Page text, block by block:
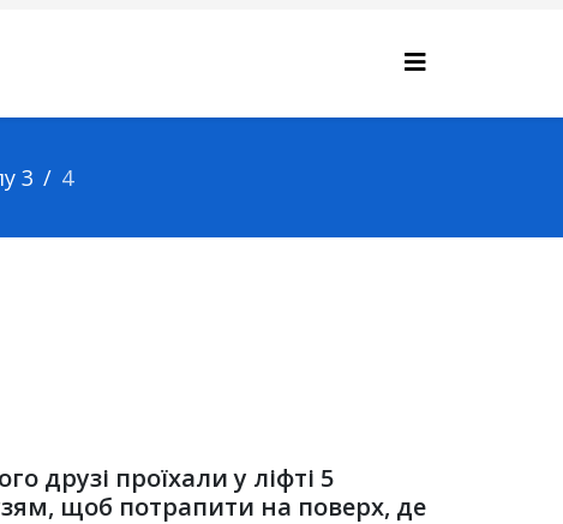
3 4
друзі проїхали у ліфті 5
щоб потрапити на поверх, де